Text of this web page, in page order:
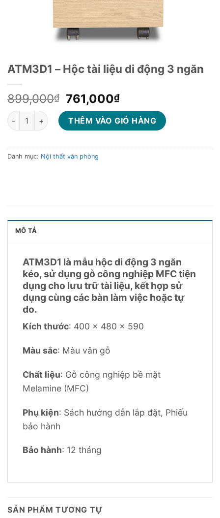
ATM3D1 – Hộc tài liệu di động 3 ngăn
899,000₫
Giá
gốc
là:
899,000₫.
761,000₫Giá
hiện
tại
là:
761,000₫.
ATM3D1 - Hộc tài liệu di động 3 ngăn số lượng
THÊM VÀO GIỎ HÀNG
Danh mục: Nội thất văn phòng
MÔ TẢ
ATM3D1 là mẫu hộc di động 3 ngăn
kéo, sử dụng gỗ công nghiệp MFC tiện
dụng cho lưu trữ tài liệu, kết hợp sử
dụng cùng các bàn làm việc hoặc tự
do.
Kích thước: 400 x 480 x 590
Màu sắc: Màu vân gỗ
Chất liệu: Gỗ công nghiệp bề mặt
Melamine (MFC)
Phụ kiện: Sách hướng dẫn lắp đặt, Phiếu
bảo hành
Bảo hành: 12 tháng
SẢN PHẨM TƯƠNG TỰ